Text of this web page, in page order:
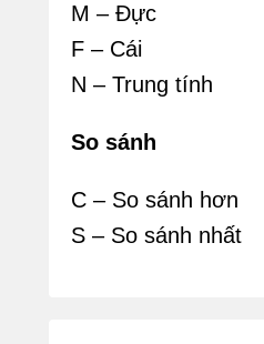
M – Đực
F – Cái
N – Trung tính
So sánh
C – So sánh hơn
S – So sánh nhất